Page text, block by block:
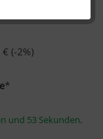
(-2%)
*
und 53 Sekunden,